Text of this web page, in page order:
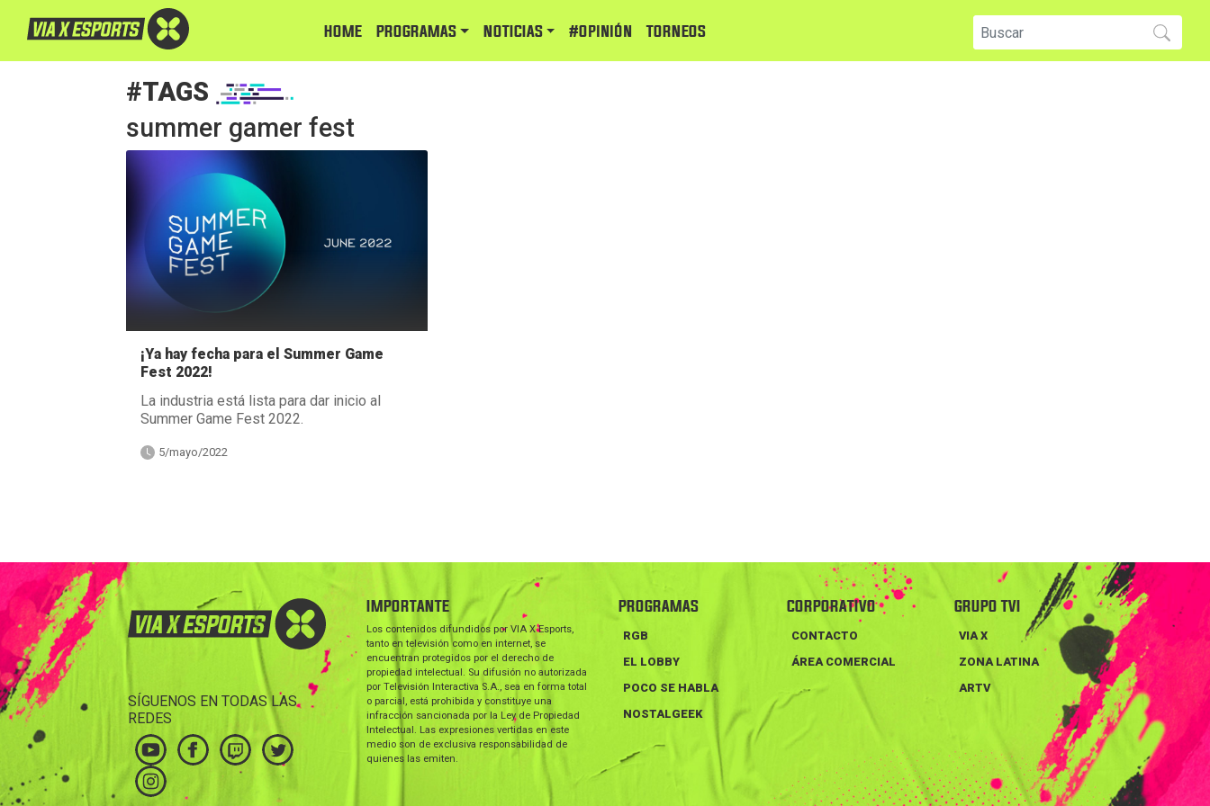
HOME PROGRAMAS NOTICIAS #Opinión TORNEOS
#TAGS
summer gamer fest
¡Ya hay fecha para el Summer Game
Fest 2022!
La industria está lista para dar inicio al
Summer Game Fest 2022.
5/mayo/2022
SÍGUENOS EN TODAS LAS
REDES
IMPORTANTE
Los contenidos difundidos por VIA X Esports,
tanto en televisión como en internet, se
encuentran protegidos por el derecho de
propiedad intelectual. Su difusión no autorizada
por Televisión Interactiva S.A., sea en forma total
o parcial, está prohibida y constituye una
infracción sancionada por la Ley de Propiedad
Intelectual. Las expresiones vertidas en este
medio son de exclusiva responsabilidad de
quienes las emiten.
PROGRAMAS
RGB
EL LOBBY
POCO SE HABLA
NOSTALGEEK
CORPORATIVO
CONTACTO
ÁREA COMERCIAL
GRUPO TVI
VIA X
ZONA LATINA
ARTV